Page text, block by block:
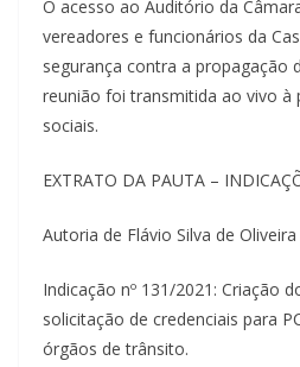
O acesso ao Auditório da
vereadores e funcionários da
segurança contra a propagação
reunião foi transmitida ao vivo à
sociais.
EXTRATO DA PAUTA –
Autoria de Flávio Silva de Oliveira
Indicação nº 131/2021: Criação
solicitação de credenciais para
órgãos de trânsito.